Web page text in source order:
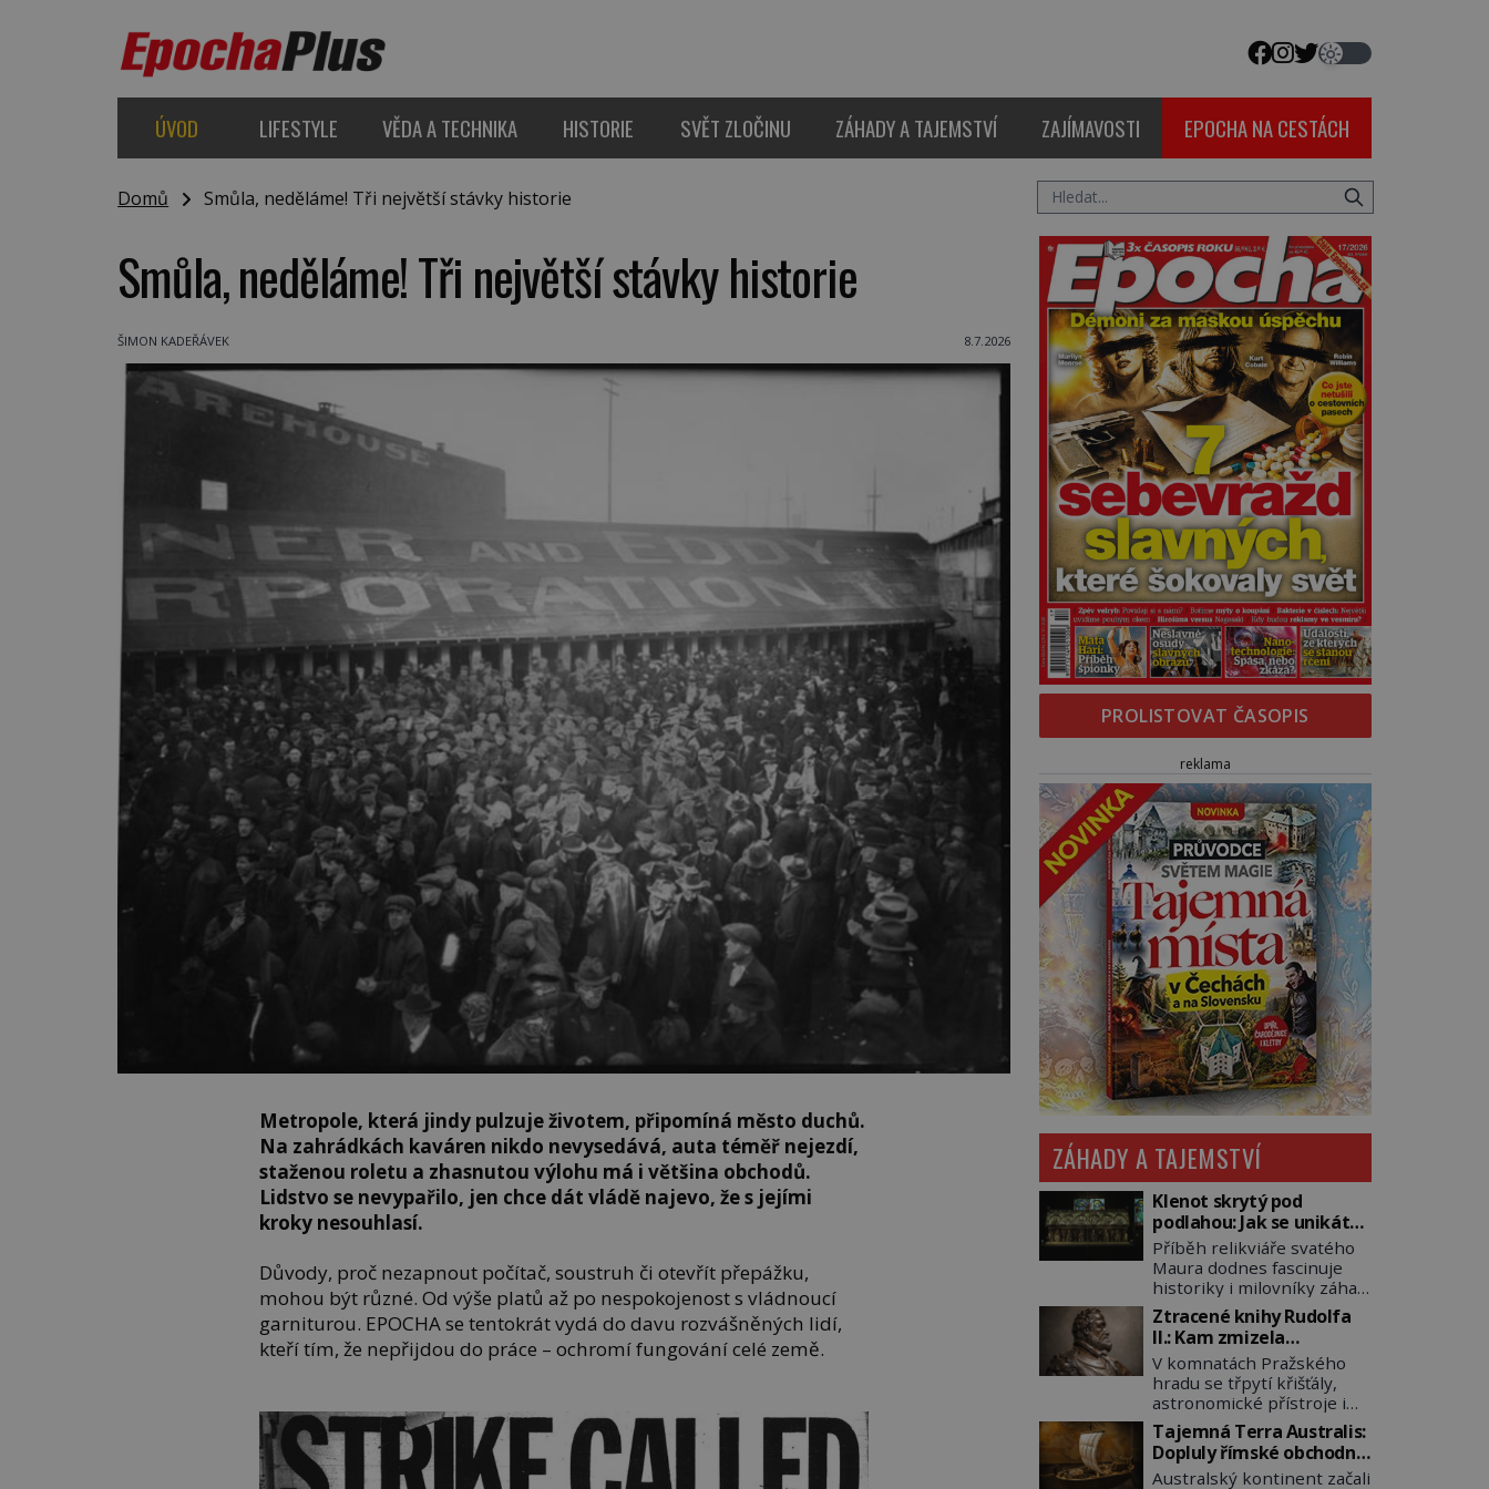
ÚVOD LIFESTYLE VĚDA A TECHNIKA HISTORIE SVĚT ZLOČINU ZÁHADY A TAJEMSTVÍ ZAJÍMAVOSTI EPOCHA NA CESTÁCH
Domů Smůla, neděláme! Tři největší stávky historie
Smůla, neděláme! Tři největší stávky historie
ŠIMON KADEŘÁVEK 8.7.2026
Metropole, která jindy pulzuje životem, připomíná město duchů.
Na zahrádkách kaváren nikdo nevysedává, auta téměř nejezdí,
staženou roletu a zhasnutou výlohu má i většina obchodů.
Lidstvo se nevypařilo, jen chce dát vládě najevo, že s jejími
kroky nesouhlasí.
Důvody, proč nezapnout počítač, soustruh či otevřít přepážku,
mohou být různé. Od výše platů až po nespokojenost s vládnoucí
garniturou. EPOCHA se tentokrát vydá do davu rozvášněných lidí,
kteří tím, že nepřijdou do práce – ochromí fungování celé země.
PROLISTOVAT ČASOPIS
reklama
ZÁHADY A TAJEMSTVÍ
Klenot skrytý pod
podlahou: Jak se unikátní
románský poklad dostal
do zapadlého Bečova?
Příběh relikviáře svatého
Maura dodnes fascinuje
historiky i milovníky záhad
po celém světě. Tato
románská zlatnická
památka ze 13. století je
po českých korunovačních
klenotech druhým
nejcennějším movitým
majetkem v České
republice. Přestože byl
klenot v roce 1985 po
Ztracené knihy Rudolfa
II.: Kam zmizela
nejzáhadnější knihovna
Evropy?
V komnatách Pražského
hradu se třpytí křišťály,
astronomické přístroje i
podivné alchymistické
rukopisy. Císař Rudolf II.
shromažďuje vše, co
souvisí s tajemstvím
Tajemná Terra Australis:
Dopluly římské obchodní
lodě až do Austrálie?
Australský kontinent začali